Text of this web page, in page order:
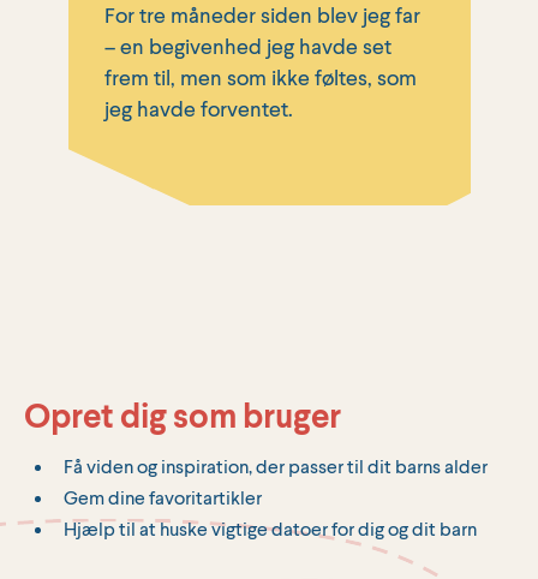
For tre måneder siden blev jeg far
– en begivenhed jeg havde set
frem til, men som ikke føltes, som
jeg havde forventet.
Opret dig som bruger
Få viden og inspiration, der passer til dit barns alder
Gem dine favoritartikler
Hjælp til at huske vigtige datoer for dig og dit barn